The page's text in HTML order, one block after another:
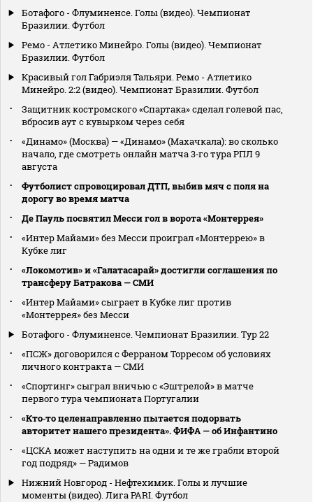
Ботафого - Флуминенсе. Голы (видео). Чемпионат
Бразилии. Футбол
Ремо - Атлетико Минейро. Голы (видео). Чемпионат
Бразилии. Футбол
Красивый гол Габриэля Тальяри. Ремо - Атлетико
Минейро. 2:2 (видео). Чемпионат Бразилии. Футбол
Защитник костромского «Спартака» сделал голевой пас,
вбросив аут с кувырком через себя
«Динамо» (Москва) — «Динамо» (Махачкала): во сколько
начало, где смотреть онлайн матча 3‑го тура РПЛ 9
августа
Футболист спровоцировал ДТП, выбив мяч с поля на
дорогу во время матча
Де Пауль посвятил Месси гол в ворота «Монтеррея»
«Интер Майами» без Месси проиграл «Монтеррею» в
Кубке лиг
«Локомотив» и «Галатасарай» достигли соглашения по
трансферу Батракова — СМИ
«Интер Майами» сыграет в Кубке лиг против
«Монтеррея» без Месси
Ботафого - Флуминенсе. Чемпионат Бразилии. Тур 22
«ПСЖ» договорился с Ферраном Торресом об условиях
личного контракта — СМИ
«Спортинг» сыграл вничью с «Эштрелой» в матче
первого тура чемпионата Португалии
«Кто‑то целенаправленно пытается подорвать
авторитет нашего президента». ФИФА — об Инфантино
«ЦСКА может наступить на одни и те же грабли второй
год подряд» — Радимов
Нижний Новгород - Нефтехимик. Голы и лучшие
моменты (видео). Лига PARI. Футбол